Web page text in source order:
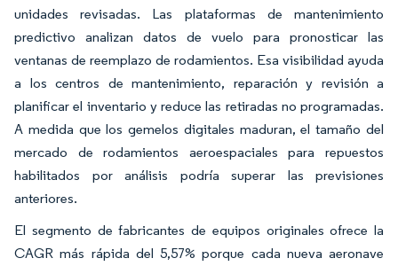
unidades revisadas. Las plataformas de mantenimiento
predictivo analizan datos de vuelo para pronosticar las
ventanas de reemplazo de rodamientos. Esa visibilidad ayuda
a los centros de mantenimiento, reparación y revisión a
planificar el inventario y reduce las retiradas no programadas.
A medida que los gemelos digitales maduran, el tamaño del
mercado de rodamientos aeroespaciales para repuestos
habilitados por análisis podría superar las previsiones
anteriores.
El segmento de fabricantes de equipos originales ofrece la
CAGR más rápida del 5,57% porque cada nueva aeronave